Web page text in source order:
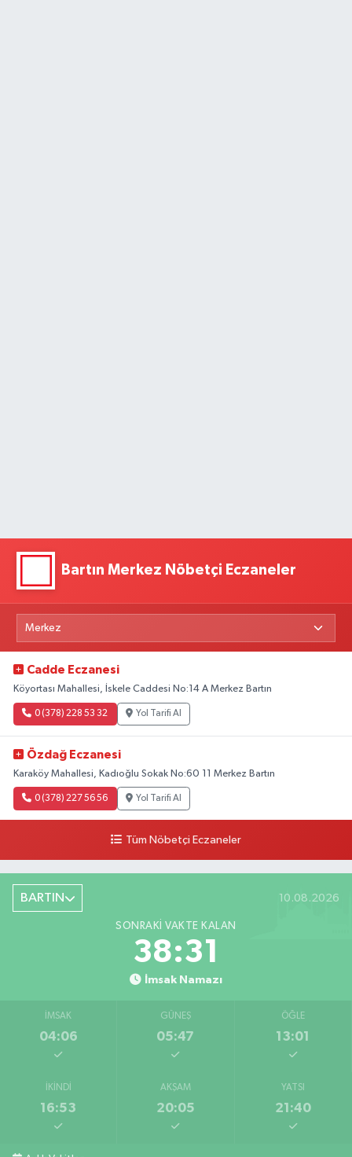
Bartın Merkez Nöbetçi Eczaneler
Cadde Eczanesi
Köyortası Mahallesi, İskele Caddesi No:14 A Merkez Bartın
0 (378) 228 53 32 Yol Tarifi Al
Özdağ Eczanesi
Karaköy Mahallesi, Kadıoğlu Sokak No:60 11 Merkez Bartın
0 (378) 227 56 56 Yol Tarifi Al
Tüm Nöbetçi Eczaneler
BARTIN 10.08.2026
SONRAKI VAKTE KALAN
38:29
İmsak Namazı
İMSAK
04:06
GÜNEŞ
05:47
ÖĞLE
13:01
İKINDI
16:53
AKŞAM
20:05
YATSI
21:40